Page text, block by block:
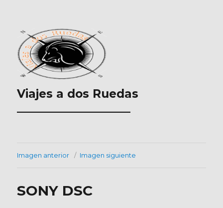
Viajes a dos Ruedas
___________________
Imagen anterior Imagen siguiente
SONY DSC